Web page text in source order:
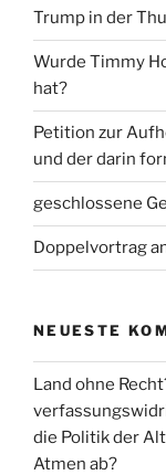
Trump in der
Wurde Timmy
hat?
Petition zur
und der darin
geschlossene
Doppelvortrag
NEUESTE
Land ohne
die Politik der
Atmen ab?